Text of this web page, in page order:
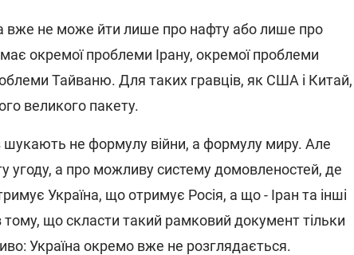
вже не може йти лише про нафту або лише про
окремої проблеми Ірану, окремої проблеми
Тайваню. Для таких гравців, як США і Китай,
великого пакету.
шукають не формулу війни, а формулу миру. Але
угоду, а про можливу систему домовленостей, де
Україна, що отримує Росія, а що - Іран та інші
що скласти такий рамковий документ тільки
Україна окремо вже не розглядається.